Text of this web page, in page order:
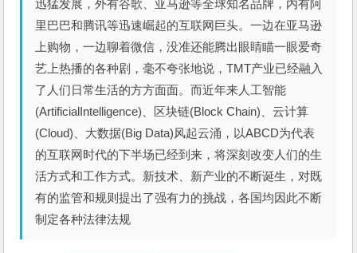
迅猛发展，外有谷歌、亚马逊等全球知名品牌，内有阿
里巴巴和腾讯等迅速崛起的互联网巨头。一边在亚马逊
上购物，一边聊着微信，没准还能腾出眼睛瞄一眼爱奇
艺上热播的各种剧，毫不夸张地说，TMT产业已经融入
了人们日常生活的方方面面。而近年来人工智能
(ArtificialIntelligence)、区块链(Block Chain)、云计算
(Cloud)、大数据(Big Data)风起云涌，以ABCD为代表
的互联网时代的下半场已经到来，将深刻改变人们的生
活方式和工作方式。新技术、新产业的不断诞生，对既
有的监管和规则提出了强有力的挑战，各国均因此不断
制定各种法律法规